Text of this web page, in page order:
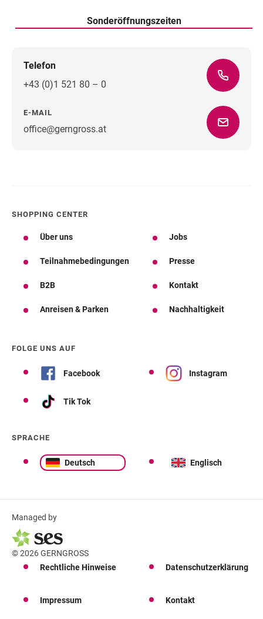
Sonderöffnungszeiten
Telefon
+43 (0)1 521 80 – 0
E-MAIL
office@gerngross.atWegbeschreibung
SHOPPING CENTER
Über uns Jobs
Teilnahmebedingungen Presse
B2B Kontakt
Anreisen & Parken Nachhaltigkeit
FOLGE UNS AUF
Facebook Instagram
Tik Tok
SPRACHE
Deutsch Englisch
Managed by
© 2026 GERNGROSS
Rechtliche Hinweise
Datenschutzerklärung
Impressum Kontakt